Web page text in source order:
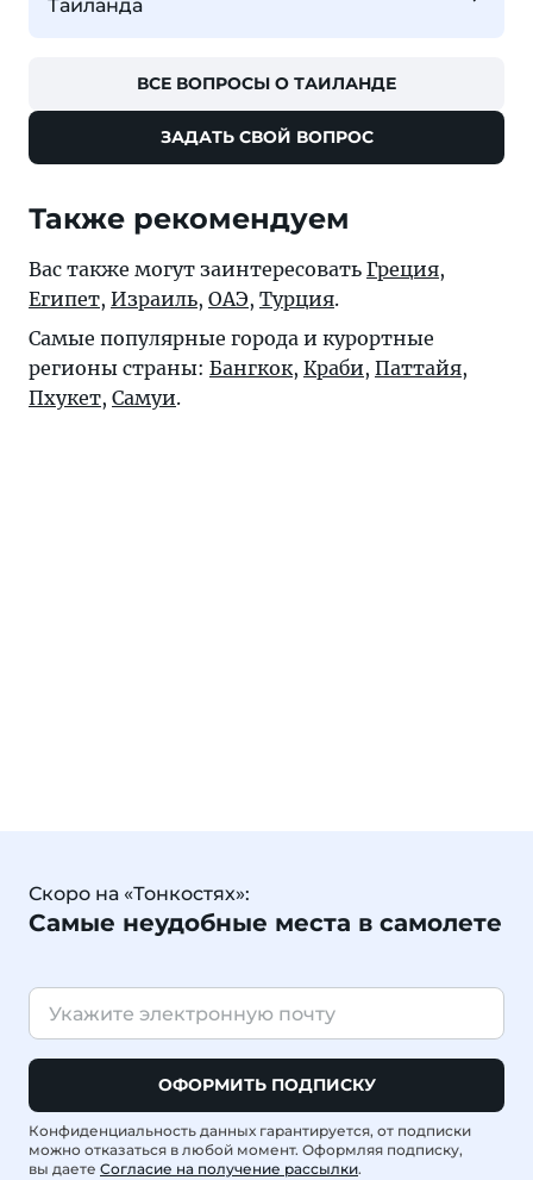
Таиланда
ВСЕ ВОПРОСЫ О ТАИЛАНДЕ
ЗАДАТЬ СВОЙ ВОПРОС
Также рекомендуем
Вас также могут заинтересовать Греция,
Египет, Израиль, ОАЭ, Турция.
Самые популярные города и курортные
регионы страны: Бангкок, Краби, Паттайя,
Пхукет, Самуи.
Скоро на «Тонкостях»:
Самые неудобные места в самолете
ОФОРМИТЬ ПОДПИСКУ
Конфиденциальность данных гарантируется, от подписки
можно отказаться в любой момент. Оформляя подписку,
вы даете Согласие на получение рассылки.